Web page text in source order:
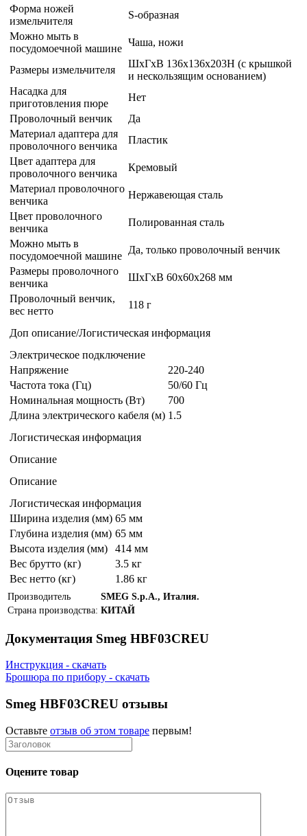
Форма ножей
измельчителя
S-образная
Можно мыть в
посудомоечной машине
Чаша, ножи
Размеры измельчителя
ШхГхВ 136x136x203H (с крышкой
и нескользящим основанием)
Насадка для
приготовления пюре
Нет
Проволочный венчик
Да
Материал адаптера для
проволочного венчика
Пластик
Цвет адаптера для
проволочного венчика
Кремовый
Материал проволочного
венчика
Нержавеющая сталь
Цвет проволочного
венчика
Полированная сталь
Можно мыть в
посудомоечной машине
Да, только проволочный венчик
Размеры проволочного
венчика
ШхГхВ 60x60x268 мм
Проволочный венчик,
вес нетто
118 г
Доп описание/Логистическая информация
Электрическое подключение
Напряжение
220-240
Частота тока (Гц)
50/60 Гц
Номинальная мощность (Вт)
700
Длина электрического кабеля (м) 1.5
Логистическая информация
Описание
Описание
Логистическая информация
Ширина изделия (мм) 65 мм
Глубина изделия (мм) 65 мм
Высота изделия (мм)
414 мм
Вес брутто (кг)
3.5 кг
Вес нетто (кг)
1.86 кг
Производитель
SMEG S.p.A., Италия.
Страна производства: КИТАЙ
Документация Smeg HBF03CREU
Инструкция - скачать
Брошюра по прибору - скачать
Smeg HBF03CREU отзывы
Оставьте отзыв об этом товаре первым!
Оцените товар